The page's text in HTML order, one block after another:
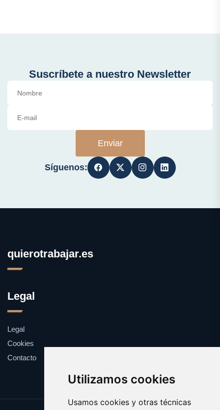
Utilizamos cookies
Usamos cookies y otras técnicas
Suscríbete a nuestro Newsletter
Enviar
Síguenos:
quierotrabajar.es
Legal
Legal
Cookies
Contacto